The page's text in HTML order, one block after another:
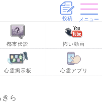
投稿 メニュー
都市伝説 怖い動画
心霊掲示板 心霊アプリ
ら